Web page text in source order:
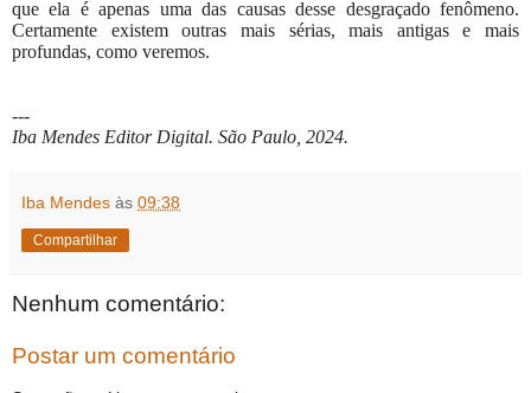
que ela é apenas uma das causas desse desgraçado fenômeno.
Certamente existem outras mais sérias, mais antigas e mais
profundas, como veremos.
---
Iba Mendes Editor Digital. São Paulo, 2024.
Iba Mendes às 09:38
Compartilhar
Nenhum comentário:
Postar um comentário